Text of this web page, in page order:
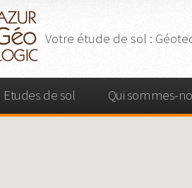
Votre étude de sol :
Etudes de sol Qui sommes-